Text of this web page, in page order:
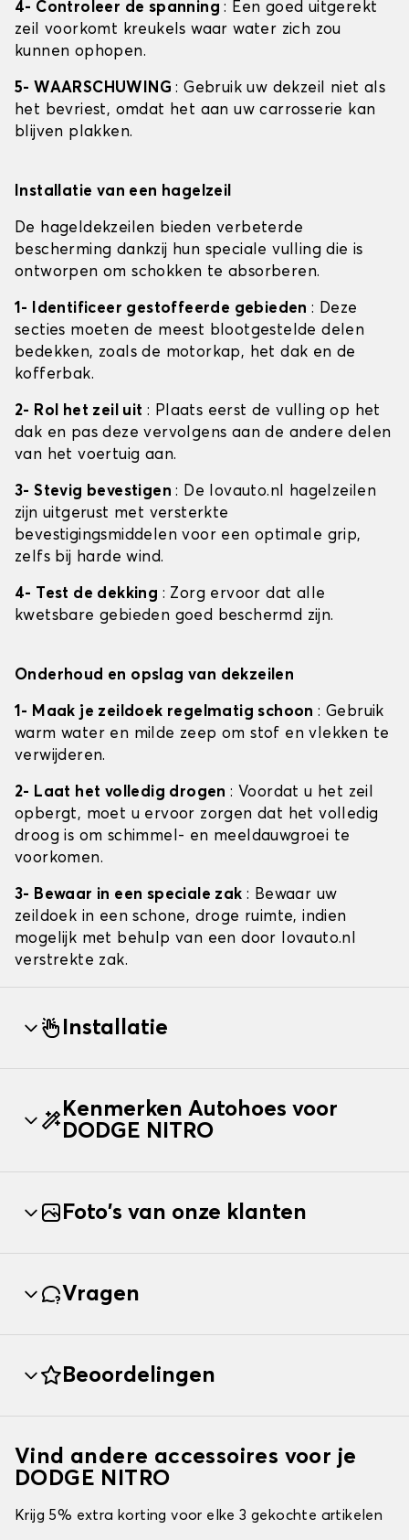
4- Controleer de spanning: Een goed uitgerekt
zeil voorkomt kreukels waar water zich zou
kunnen ophopen.
5- WAARSCHUWING: Gebruik uw dekzeil niet als
het bevriest, omdat het aan uw carrosserie kan
blijven plakken.
Installatie van een hagelzeil
De hageldekzeilen bieden verbeterde
bescherming dankzij hun speciale vulling die is
ontworpen om schokken te absorberen.
1- Identificeer gestoffeerde gebieden: Deze
secties moeten de meest blootgestelde delen
bedekken, zoals de motorkap, het dak en de
kofferbak.
2- Rol het zeil uit : Plaats eerst de vulling op het
dak en pas deze vervolgens aan de andere delen
van het voertuig aan.
3- Stevig bevestigen: De lovauto.nl hagelzeilen
zijn uitgerust met versterkte
bevestigingsmiddelen voor een optimale grip,
zelfs bij harde wind.
4- Test de dekking : Zorg ervoor dat alle
kwetsbare gebieden goed beschermd zijn.
Onderhoud en opslag van dekzeilen
1- Maak je zeildoek regelmatig schoon: Gebruik
warm water en milde zeep om stof en vlekken te
verwijderen.
2- Laat het volledig drogen: Voordat u het zeil
opbergt, moet u ervoor zorgen dat het volledig
droog is om schimmel- en meeldauwgroei te
voorkomen.
3- Bewaar in een speciale zak : Bewaar uw
zeildoek in een schone, droge ruimte, indien
mogelijk met behulp van een door lovauto.nl
verstrekte zak.
Installatie
Kenmerken Autohoes voor
DODGE NITRO
Foto's van onze klanten
Vragen
Beoordelingen
Vind andere accessoires voor je
DODGE NITRO
Krijg 5% extra korting voor elke 3 gekochte artikelen